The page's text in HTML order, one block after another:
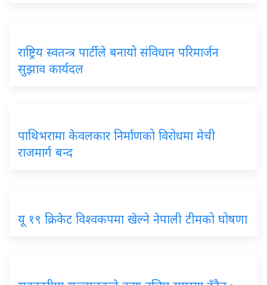
राष्ट्रिय स्वतन्त्र पार्टीले बनायो संविधान परिमार्जन
सुझाव कार्यदल
पाथिभरामा केवलकार निर्माणको विरोधमा मेची
राजमार्ग बन्द
यू १९ क्रिकेट विश्वकपमा खेल्ने नेपाली टीमको घोषणा